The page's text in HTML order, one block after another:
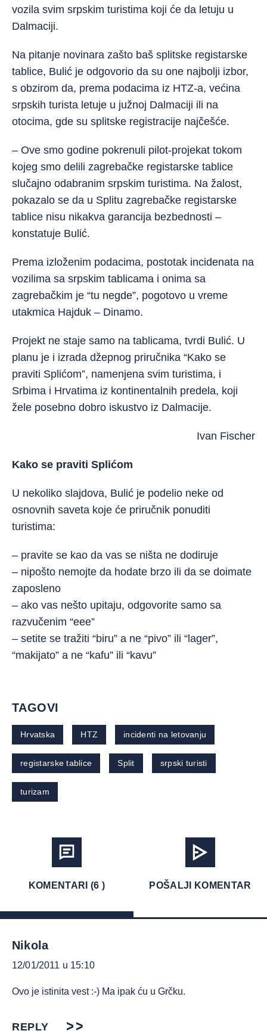
vozila svim srpskim turistima koji će da letuju u
Dalmaciji.
Na pitanje novinara zašto baš splitske registarske
tablice, Bulić je odgovorio da su one najbolji izbor,
s obzirom da, prema podacima iz HTZ-a, većina
srpskih turista letuje u južnoj Dalmaciji ili na
otocima, gde su splitske registracije najčešće.
– Ove smo godine pokrenuli pilot-projekat tokom
kojeg smo delili zagrebačke registarske tablice
slučajno odabranim srpskim turistima. Na žalost,
pokazalo se da u Splitu zagrebačke registarske
tablice nisu nikakva garancija bezbednosti –
konstatuje Bulić.
Prema izloženim podacima, postotak incidenata na
vozilima sa srpskim tablicama i onima sa
zagrebačkim je “tu negde”, pogotovo u vreme
utakmica Hajduk – Dinamo.
Projekt ne staje samo na tablicama, tvrdi Bulić. U
planu je i izrada džepnog priručnika “Kako se
praviti Splićom”, namenjena svim turistima, i
Srbima i Hrvatima iz kontinentalnih predela, koji
žele posebno dobro iskustvo iz Dalmacije.
Ivan Fischer
Kako se praviti Splićom
U nekoliko slajdova, Bulić je podelio neke od
osnovnih saveta koje će priručnik ponuditi
turistima:
– pravite se kao da vas se ništa ne dodiruje
– nipošto nemojte da hodate brzo ili da se doimate
zaposleno
– ako vas nešto upitaju, odgovorite samo sa
razvučenim “eee”
– setite se tražiti “biru” a ne “pivo” ili “lager”,
“makijato” a ne “kafu” ili “kavu”
TAGOVI
Hrvatska HTZ incidenti na letovanju
registarske tablice Split srpski turisti
turizam
KOMENTARI (6 ) POŠALJI KOMENTAR
Nikola
12/01/2011 u 15:10
Ovo je istinita vest :-) Ma ipak ću u Grčku.
REPLY